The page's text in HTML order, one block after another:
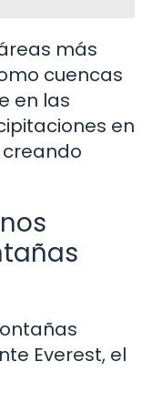
más
cuencas
en las
en
Everest, el